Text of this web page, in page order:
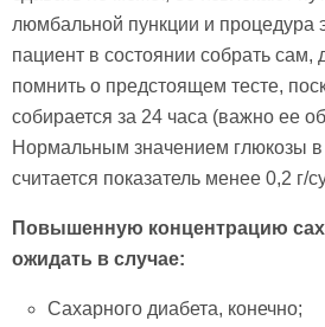
люмбальной пункции и процедура
пациент в состоянии собрать сам,
помнить о предстоящем тесте,
собирается за 24 часа (важно ее
Нормальным значением глюкозы в
считается показатель менее 0,2 г/
Повышенную концентрацию
ожидать в случае:
Сахарного диабета, конечно;